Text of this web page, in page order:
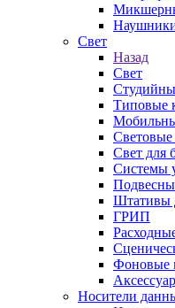
Свет
Назад
Свет
Типовые
Свет для
Системы
Штативы
ГРИП
Фоновые
Носители